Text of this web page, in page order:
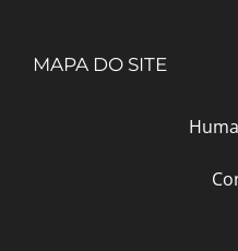
MAPA DO SITE